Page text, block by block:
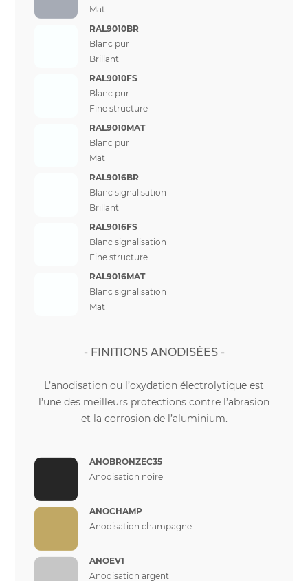
Mat
RAL9010BR
Blanc pur
Brillant
RAL9010FS
Blanc pur
Fine structure
RAL9010MAT
Blanc pur
Mat
RAL9016BR
Blanc signalisation
Brillant
RAL9016FS
Blanc signalisation
Fine structure
RAL9016MAT
Blanc signalisation
Mat
FINITIONS ANODISÉES
L’anodisation ou l’oxydation électrolytique est
l’une des meilleurs protections contre l’abrasion
et la corrosion de l’aluminium.
ANOBRONZEC35
Anodisation noire
ANOCHAMP
Anodisation champagne
ANOEV1
Anodisation argent